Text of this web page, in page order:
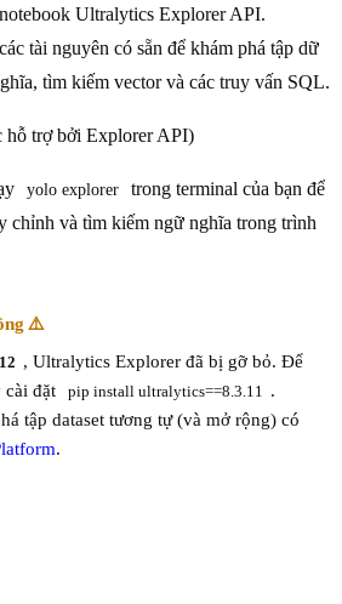
Ultralytics Explorer API.
tài nguyên có sẵn để khám phá tập dữ
tìm kiếm vector và các truy vấn SQL.
hỗ trợ bởi Explorer API)
yolo explorer
trong terminal của bạn để
chỉnh và tìm kiếm ngữ nghĩa trong trình
⚠️
, Ultralytics Explorer đã bị gỡ bỏ. Để
cài đặt
pip install ultralytics==8.3.11 .
tập dataset tương tự (và mở rộng) có
.